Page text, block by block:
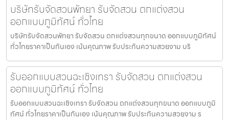
บริษัทรับจัดสวนพัทยา รับจัดสวน ตกแต่งสวน
ออกแบบภูมิทัศน์ ทั่วไทย
บริษัทรับจัดสวนพัทยา รับจัดสวน ตกแต่งสวนทุกขนาด ออกแบบภูมิทัศน์
ทั่วไทยราคาเป็นกันเอง เน้นคุณภาพ รับประกันความสวยงาม บริ
รับออกแบบสวนฉะเชิงเทรา รับจัดสวน ตกแต่งสวน
ออกแบบภูมิทัศน์ ทั่วไทย
รับออกแบบสวนฉะเชิงเทรา รับจัดสวน ตกแต่งสวนทุกขนาด ออกแบบภูมิ
ทัศน์ ทั่วไทยราคาเป็นกันเอง เน้นคุณภาพ รับประกันความสวยงาม ร